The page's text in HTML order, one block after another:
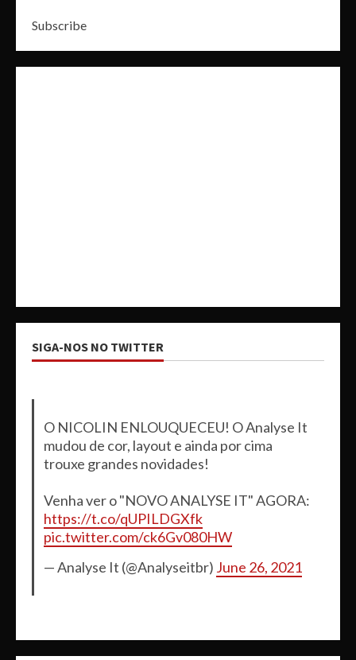
Subscribe
SIGA-NOS NO TWITTER
O NICOLIN ENLOUQUECEU! O Analyse It
mudou de cor, layout e ainda por cima
trouxe grandes novidades!
Venha ver o "NOVO ANALYSE IT" AGORA:
https://t.co/qUPILDGXfk
pic.twitter.com/ck6Gv080HW
— Analyse It (@Analyseitbr) June 26, 2021